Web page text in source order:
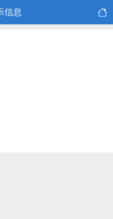
信息